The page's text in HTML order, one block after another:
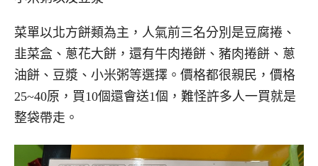
菜單以北方餅類為主，人氣前三名分別是豆腐捲、
韭菜盒、蔥花大餅，還有牛肉捲餅、豬肉捲餅、蔥
油餅、豆漿、小米粥等選擇。價格都很親民，價格
25~40原，買10個還會送1個，難怪許多人一買就是
整袋帶走。